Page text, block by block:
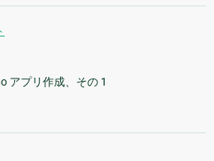
アプリ作成、その 1